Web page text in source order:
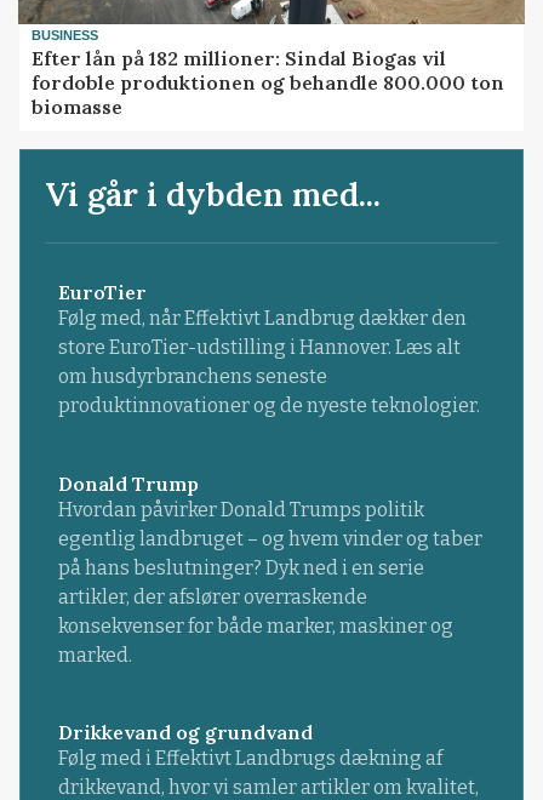
BUSINESS
Efter lån på 182 millioner: Sindal Biogas vil
fordoble produktionen og behandle 800.000 ton
biomasse
Vi går i dybden med...
EuroTier
Følg med, når Effektivt Landbrug dækker den
store EuroTier-udstilling i Hannover. Læs alt
om husdyrbranchens seneste
produktinnovationer og de nyeste teknologier.
Donald Trump
Hvordan påvirker Donald Trumps politik
egentlig landbruget – og hvem vinder og taber
på hans beslutninger? Dyk ned i en serie
artikler, der afslører overraskende
konsekvenser for både marker, maskiner og
marked.
Drikkevand og grundvand
Følg med i Effektivt Landbrugs dækning af
drikkevand, hvor vi samler artikler om kvalitet,